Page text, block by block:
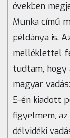
években
Munka című
példánya is.
melléklettel
tudtam, hogy
magyar
5-én kiadott
figyelmem,
délvidéki